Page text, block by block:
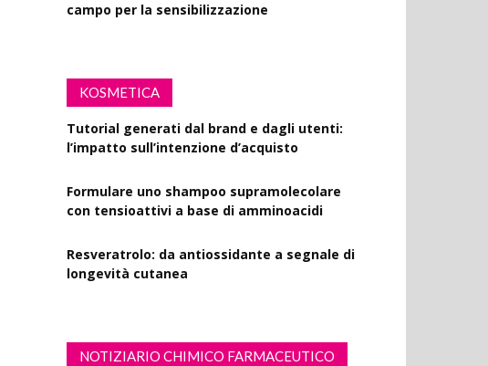
campo per la sensibilizzazione
KOSMETICA
Tutorial generati dal brand e dagli utenti:
l’impatto sull’intenzione d’acquisto
Formulare uno shampoo supramolecolare
con tensioattivi a base di amminoacidi
Resveratrolo: da antiossidante a segnale di
longevità cutanea
NOTIZIARIO CHIMICO FARMACEUTICO